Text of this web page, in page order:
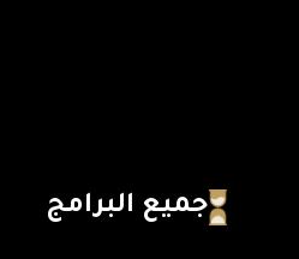
جميع البرامج